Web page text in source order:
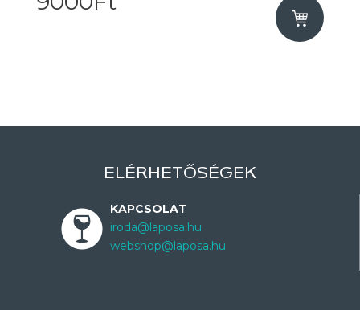
ELÉRHETŐSÉGEK
KAPCSOLAT
iroda@laposa.hu
webshop@laposa.hu